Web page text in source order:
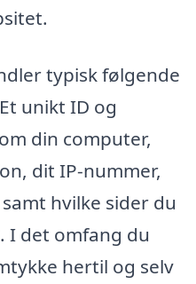
typisk følgende
unikt ID og
din computer,
dit IP-nummer,
hvilke sider du
I det omfang du
hertil og selv